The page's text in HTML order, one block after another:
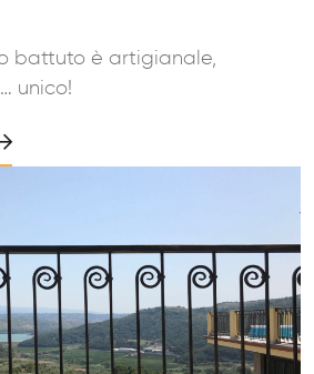
battuto è artigianale,
unico!